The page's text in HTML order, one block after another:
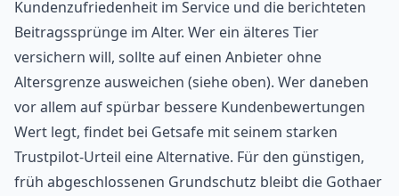
Kundenzufriedenheit im Service und die berichteten
Beitragssprünge im Alter. Wer ein älteres Tier
versichern will, sollte auf einen Anbieter ohne
Altersgrenze ausweichen (siehe oben). Wer daneben
vor allem auf spürbar bessere Kundenbewertungen
Wert legt, findet bei Getsafe mit seinem starken
Trustpilot-Urteil eine Alternative. Für den günstigen,
früh abgeschlossenen Grundschutz bleibt die Gothaer